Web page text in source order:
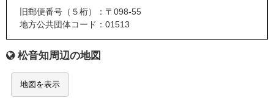
旧郵便番号（５桁）：〒098-55
地方公共団体コード：01513
松音知周辺の地図
地図を表示